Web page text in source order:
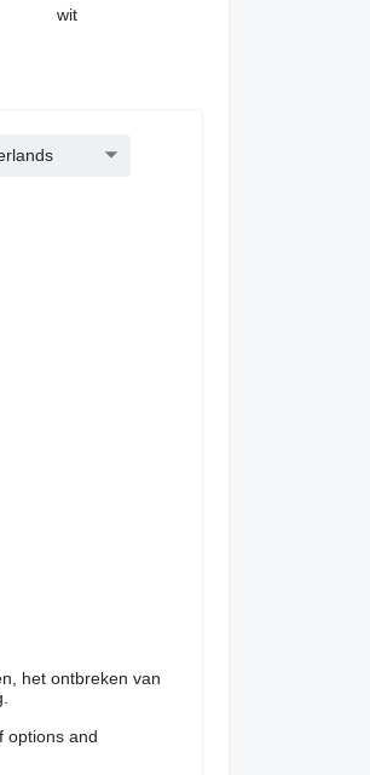
wit
het ontbreken van
options and